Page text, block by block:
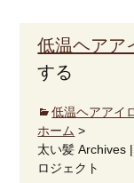
低温ヘアア
する
低温ヘアアイ
ホーム >
太い髪 Archives
ロジェクト